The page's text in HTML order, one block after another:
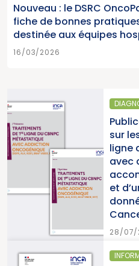
Nouveau : le DSRC
fiche de bonnes
destinée aux équipes
16/03/2026
DIAGNOSTIC ET TRAITEMENT
Publication d’un
sur les traitements de
ligne du CBNPC
avec addiction
accompagné d’une
et d’une synthèse de
données (Institut
28/07/2026
INFORMATION PATIENTS